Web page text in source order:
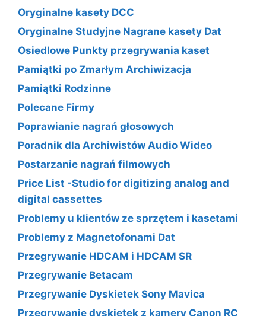
Oryginalne kasety DCC
Oryginalne Studyjne Nagrane kasety Dat
Osiedlowe Punkty przegrywania kaset
Pamiątki po Zmarłym Archiwizacja
Pamiątki Rodzinne
Polecane Firmy
Poprawianie nagrań głosowych
Poradnik dla Archiwistów Audio Wideo
Postarzanie nagrań filmowych
Price List -Studio for digitizing analog and
digital cassettes
Problemy u klientów ze sprzętem i kasetami
Problemy z Magnetofonami Dat
Przegrywanie HDCAM i HDCAM SR
Przegrywanie Betacam
Przegrywanie Dyskietek Sony Mavica
Przegrywanie dyskietek z kamery Canon RC